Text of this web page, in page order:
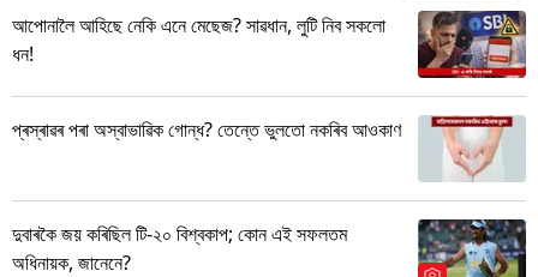
আপোনালৈ আহিছে নেকি এনে মেছেজ? সাৱধান, লুটি নিব সকলো
ধন!
প্ৰস্ৰাৱৰ পৰা অস্বাভাৱিক গোন্ধ? তেন্তে ভুলতো নকৰিব আওকাণ
দুবাৰকৈ জয় কৰিছিল টি-২০ বিশ্বকাপ; কোন এই সফলতম
অধিনায়ক, জানেনে?